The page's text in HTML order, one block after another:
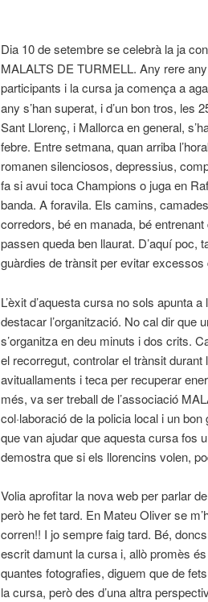
Dia 10 de setembre se celebrà la ja
MALALTS DE TURMELL. Any rere
participants i la cursa ja comença a
any s’han superat, i d’un bon tros, les
Sant Llorenç, i Mallorca en general,
febre. Entre setmana, quan arriba
romanen silenciosos, depressius,
fa si avui toca Champions o juga en
banda. A foravila. Els camins,
corredors, bé en manada, bé
passen queda ben llaurat. D’aquí poc,
guàrdies de trànsit per evitar excessos
L’èxit d’aquesta cursa no sols apunta
destacar l’organització. No cal dir que
s’organitza en deu minuts i dos crits.
el recorregut, controlar el trànsit
avituallaments i teca per recuperar
més, va ser treball de l’associació
col·laboració de la policia local i un
que van ajudar que aquesta cursa fos
demostra que si els llorencins volen,
Volia aprofitar la nova web per parlar
però he fet tard. En Mateu Oliver se
corren!! I jo sempre faig tard. Bé,
escrit damunt la cursa i, allò promès
quantes fotografies, diguem que de
la cursa, però des d’una altra